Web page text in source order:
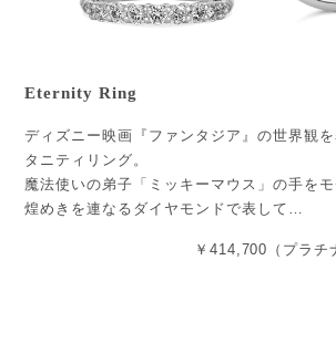
Eternity Ring
ディズニー映画『ファンタジア』の世界観
タニティリング。
魔法使いの弟子「ミッキーマウス」の手を
煌めきを連なるダイヤモンドで表して…
￥414,700（プラチ